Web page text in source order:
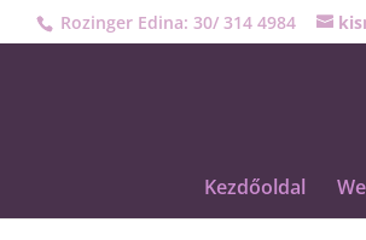
Rozinger Edina: 30/ 314 4984
Kezdőoldal